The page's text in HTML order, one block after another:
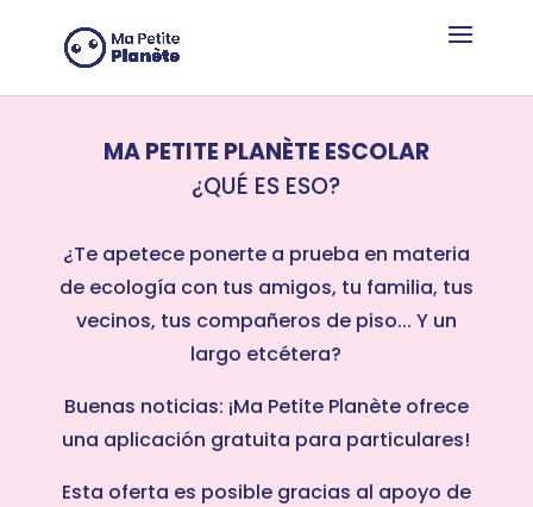
MA PETITE PLANÈTE ESCOLAR
¿QUÉ ES ESO?
¿Te apetece ponerte a prueba en materia
de ecología con tus amigos, tu familia, tus
vecinos, tus compañeros de piso... Y un
largo etcétera?
Buenas noticias: ¡Ma Petite Planète ofrece
una aplicación gratuita para particulares!
Esta oferta es posible gracias al apoyo de